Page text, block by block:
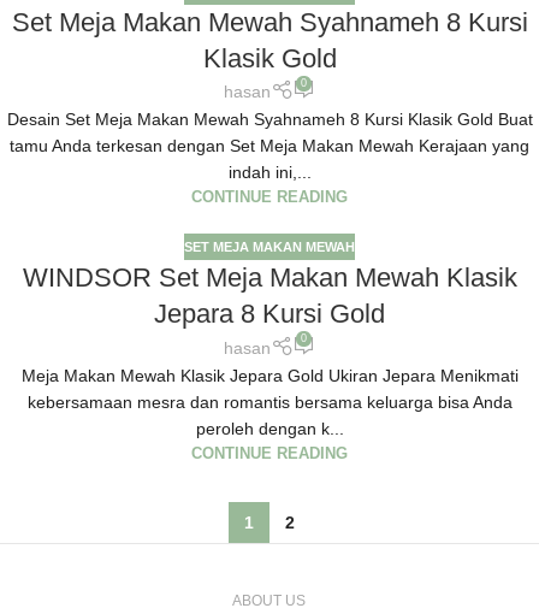
Set Meja Makan Mewah Syahnameh 8 Kursi
Klasik Gold
hasan 0
Desain Set Meja Makan Mewah Syahnameh 8 Kursi Klasik Gold Buat
tamu Anda terkesan dengan Set Meja Makan Mewah Kerajaan yang
indah ini,...
CONTINUE READING
SET MEJA MAKAN MEWAH
WINDSOR Set Meja Makan Mewah Klasik
Jepara 8 Kursi Gold
hasan 0
Meja Makan Mewah Klasik Jepara Gold Ukiran Jepara Menikmati
kebersamaan mesra dan romantis bersama keluarga bisa Anda
peroleh dengan k...
CONTINUE READING
1 2
ABOUT US